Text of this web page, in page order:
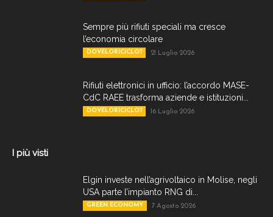
Sempre più rifiuti speciali ma cresce
l’economia circolare
DOVELORICICLO? 21 Luglio 2026
Rifiuti elettronici in ufficio: l’accordo MASE-
CdC RAEE trasforma aziende e istituzioni...
DOVELORICICLO? 16 Luglio 2026
I più visti
Elgin investe nell’agrivoltaico in Molise, negli
USA parte l’impianto RNG di...
GREEN ECONOMY 7 Agosto 2026